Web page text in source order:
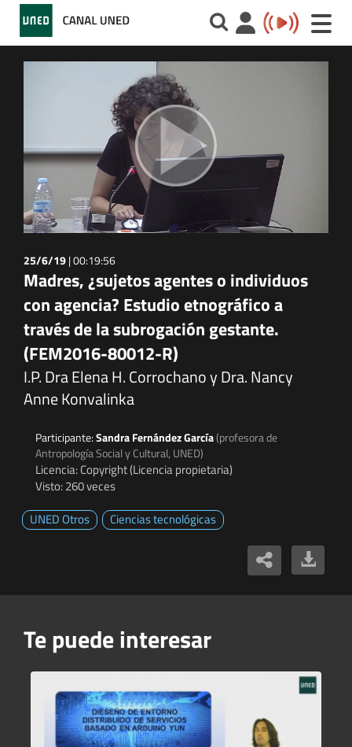
Toggle
25/6/19|00:19:56
Madres, ¿sujetos agentes o individuos
con agencia? Estudio etnográfico a
través de la subrogación gestante.
(FEM2016-80012-R)
I.P. Dra Elena H. Corrochano y Dra. Nancy
Anne Konvalinka
Participante:Sandra Fernández García(profesora de
Antropología Social y Cultural, UNED)
Licencia: Copyright (Licencia propietaria)
Visto: 260 veces
UNED Otros
Ciencias tecnológicas
Te puede interesar